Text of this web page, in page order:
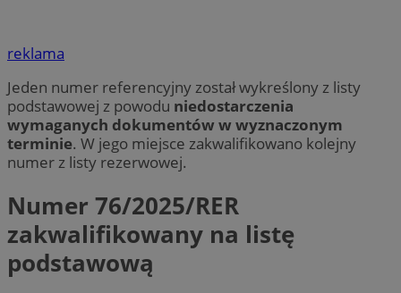
reklama
Jeden numer referencyjny został wykreślony z listy
podstawowej z powodu niedostarczenia
wymaganych dokumentów w wyznaczonym
terminie. W jego miejsce zakwalifikowano kolejny
numer z listy rezerwowej.
Numer 76/2025/RER
zakwalifikowany na listę
podstawową